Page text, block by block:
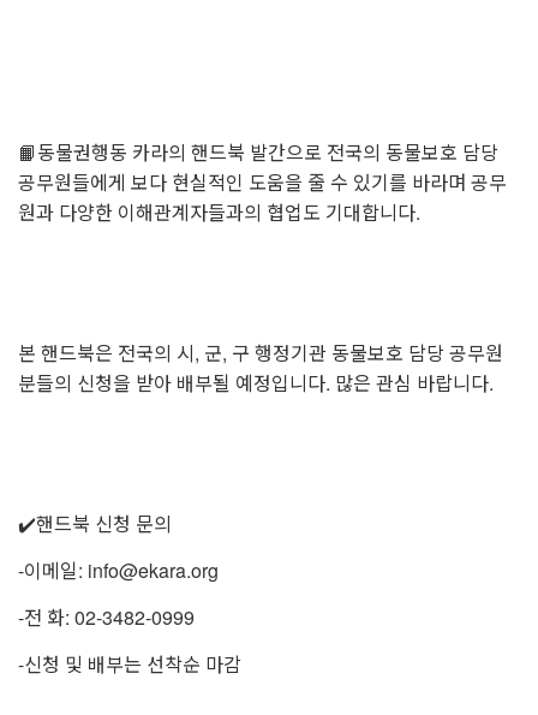
📙동물권행동 카라의 핸드북 발간으로 전국의 동물보호 담당
공무원들에게 보다 현실적인 도움을 줄 수 있기를 바라며 공무
원과 다양한 이해관계자들과의 협업도 기대합니다.
본 핸드북은 전국의 시, 군, 구 행정기관 동물보호 담당 공무원
분들의 신청을 받아 배부될 예정입니다. 많은 관심 바랍니다.
✔️핸드북 신청 문의
-이메일: info@ekara.org
-전 화: 02-3482-0999
-신청 및 배부는 선착순 마감